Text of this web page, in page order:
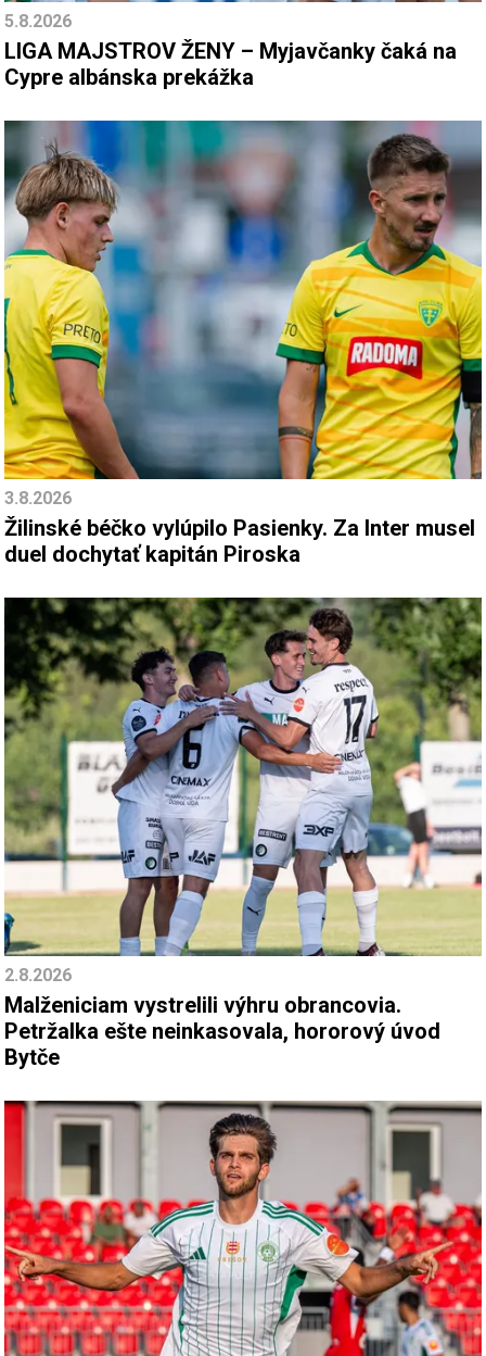
5.8.2026
LIGA MAJSTROV ŽENY – Myjavčanky čaká na
Cypre albánska prekážka
3.8.2026
Žilinské béčko vylúpilo Pasienky. Za Inter musel
duel dochytať kapitán Piroska
2.8.2026
Malženiciam vystrelili výhru obrancovia.
Petržalka ešte neinkasovala, hororový úvod
Bytče